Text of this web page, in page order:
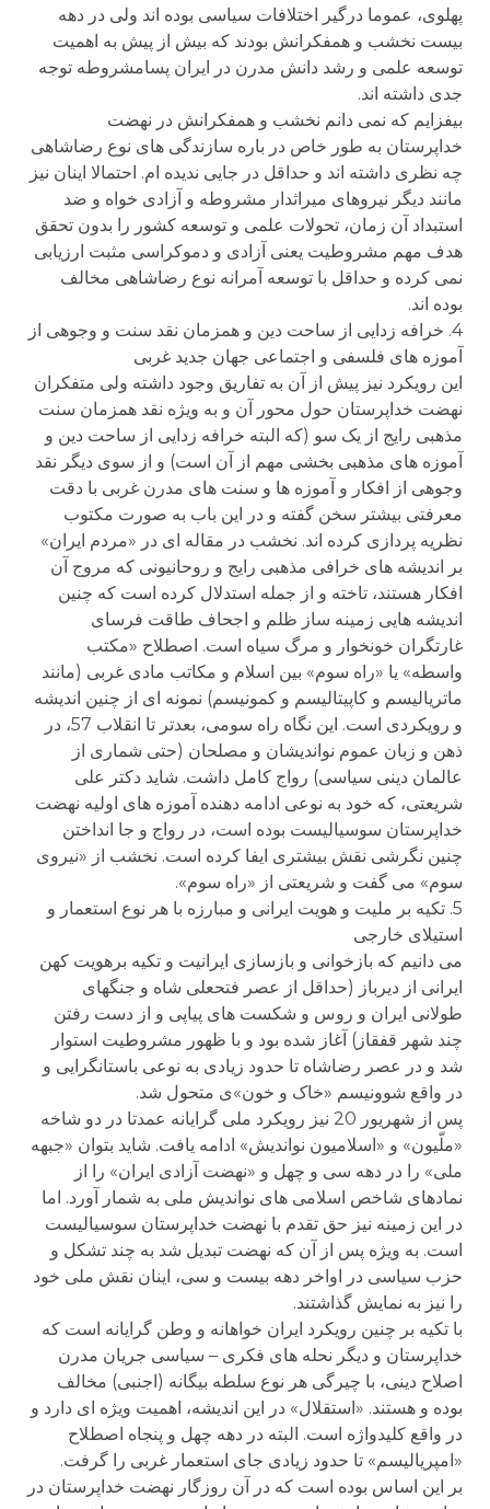
پهلوی، عموما درگیر اختلافات سیاسی بوده اند ولی در دهه
بیست نخشب و همفکرانش بودند که بیش از پیش به اهمیت
توسعه علمی و رشد دانش مدرن در ایران پسامشروطه توجه
جدی داشته اند.
بیفزایم که نمی دانم نخشب و همفکرانش در نهضت
خداپرستان به طور خاص در باره سازندگی های نوع رضاشاهی
چه نظری داشته اند و حداقل در جایی ندیده ام. احتمالا اینان نیز
مانند دیگر نیروهای میراثدار مشروطه و آزادی خواه و ضد
استبداد آن زمان، تحولات علمی و توسعه کشور را بدون تحقق
هدف مهم مشروطیت یعنی آزادی و دموکراسی مثبت ارزیابی
نمی کرده و حداقل با توسعه آمرانه نوع رضاشاهی مخالف
بوده اند.
4. خرافه زدایی از ساحت دین و همزمان نقد سنت و وجوهی از
آموزه های فلسفی و اجتماعی جهان جدید غربی
این رویکرد نیز پیش از آن به تفاریق وجود داشته ولی متفکران
نهضت خداپرستان حول محور آن و به ویژه نقد همزمان سنت
مذهبی رایج از یک سو (که البته خرافه زدایی از ساحت دین و
آموزه های مذهبی بخشی مهم از آن است) و از سوی دیگر نقد
وجوهی از افکار و آموزه ها و سنت های مدرن غربی با دقت
معرفتی بیشتر سخن گفته و در این باب به صورت مکتوب
نظریه پردازی کرده اند. نخشب در مقاله ای در «مردم ایران»
بر اندیشه های خرافی مذهبی رایج و روحانیونی که مروج آن
افکار هستند، تاخته و از جمله استدلال کرده است که چنین
اندیشه هایی زمینه ساز ظلم و اجحاف طاقت فرسای
غارتگران خونخوار و مرگ سیاه است. اصطلاح «مکتب
واسطه» یا «راه سوم» بین اسلام و مکاتب مادی غربی (مانند
ماتریالیسم و کاپیتالیسم و کمونیسم) نمونه ای از چنین اندیشه
و رویکردی است. این نگاه راه سومی، بعدتر تا انقلاب 57، در
ذهن و زبان عموم نواندیشان و مصلحان (حتی شماری از
عالمان دینی سیاسی) رواج کامل داشت. شاید دکتر علی
شریعتی، که خود به نوعی ادامه دهنده آموزه های اولیه نهضت
خداپرستان سوسیالیست بوده است، در رواج و جا انداختن
چنین نگرشی نقش بیشتری ایفا کرده است. نخشب از «نیروی
سوم» می گفت و شریعتی از «راه سوم».
5. تکیه بر ملیت و هویت ایرانی و مبارزه با هر نوع استعمار و
استیلای خارجی
می دانیم که بازخوانی و بازسازی ایرانیت و تکیه برهویت کهن
ایرانی از دیرباز (حداقل از عصر فتحعلی شاه و جنگهای
طولانی ایران و روس و شکست های پیاپی و از دست رفتن
چند شهر قفقاز) آغاز شده بود و با ظهور مشروطیت استوار
شد و در عصر رضاشاه تا حدود زیادی به نوعی باستانگرایی و
در واقع شوونیسم «خاک و خون»ی متحول شد.
پس از شهریور 20 نیز رویکرد ملی گرایانه عمدتا در دو شاخه
«ملّیون» و «اسلامیون نواندیش» ادامه یافت. شاید بتوان «جبهه
ملی» را در دهه سی و چهل و «نهضت آزادی ایران» را از
نمادهای شاخص اسلامی های نواندیش ملی به شمار آورد. اما
در این زمینه نیز حق تقدم با نهضت خداپرستان سوسیالیست
است. به ویژه پس از آن که نهضت تبدیل شد به چند تشکل و
حزب سیاسی در اواخر دهه بیست و سی، اینان نقش ملی خود
را نیز به نمایش گذاشتند.
با تکیه بر چنین رویکرد ایران خواهانه و وطن گرایانه است که
خداپرستان و دیگر نحله های فکری – سیاسی جریان مدرن
اصلاح دینی، با چیرگی هر نوع سلطه بیگانه (اجنبی) مخالف
بوده و هستند. «استقلال» در این اندیشه، اهمیت ویژه ای دارد و
در واقع کلیدواژه است. البته در دهه چهل و پنجاه اصطلاح
«امپریالیسم» تا حدود زیادی جای استعمار غربی را گرفت.
بر این اساس بوده است که در آن روزگار نهضت خداپرستان در